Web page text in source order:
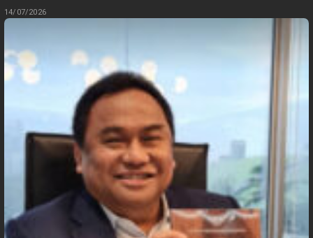
14/07/2026